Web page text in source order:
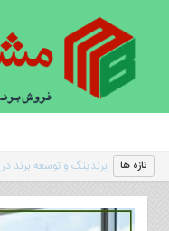
تازه ها |